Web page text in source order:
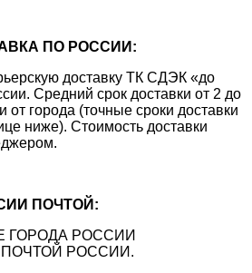
ПО РОССИИ:
доставку ТК СДЭК «до
Средний срок доставки от 2 до
от города (точные сроки доставки
ниже). Стоимость доставки
ПОЧТОЙ:
ГОРОДА РОССИИ
РОССИИ.